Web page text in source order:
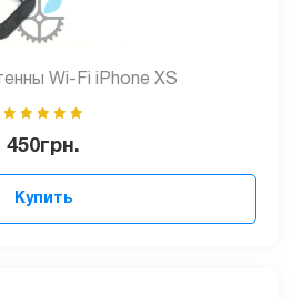
Wi-Fi iPhone XS
450грн.
Купить